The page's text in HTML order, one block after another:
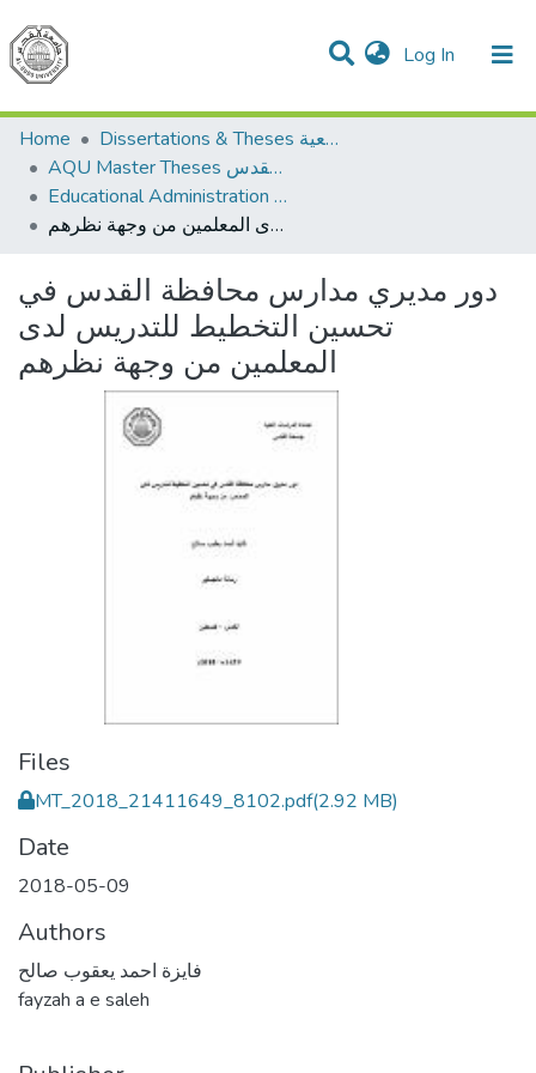
Log In (current)
Communities & Collections
All of DSpace
Home
Dissertations & Theses الرسائل الجامعية
AQU Master Theses الرسائل الجامعية الخاصة بجامعة القدس
Educational Administration الادارة التربوية
دور مديري مدارس محافظة القدس في تحسين التخطيط للتدريس لدى المعلمين من وجهة نظرهم
دور مديري مدارس محافظة القدس في
تحسين التخطيط للتدريس لدى
المعلمين من وجهة نظرهم
Files
MT_2018_21411649_8102.pdf(2.92 MB)
Date
2018-05-09
Authors
فايزة احمد يعقوب صالح
fayzah a e saleh